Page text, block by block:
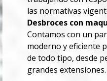
las normativas
Desbroces con
Contamos con un
moderno y eficiente
de todo tipo, desde
grandes extensiones.